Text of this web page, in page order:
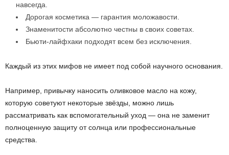
навсегда.
Дорогая косметика — гарантия моложавости.
Знаменитости абсолютно честны в своих советах.
Бьюти-лайфхаки подходят всем без исключения.
Каждый из этих мифов не имеет под собой научного основания.
Например, привычку наносить оливковое масло на кожу,
которую советуют некоторые звёзды, можно лишь
рассматривать как вспомогательный уход — она не заменит
полноценную защиту от солнца или профессиональные
средства.